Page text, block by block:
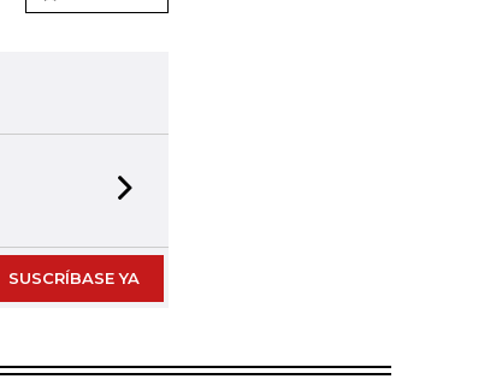
impresas en formato digital
SUSCRÍBASE YA